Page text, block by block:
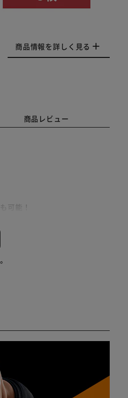
商品情報を詳しく見る
商品レビュー
可能！